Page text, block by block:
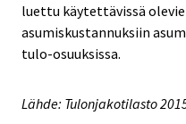
luettu käytettävissä
asumiskustannuksiin
tulo-osuuksissa.
Lähde: Tulonjakotilasto